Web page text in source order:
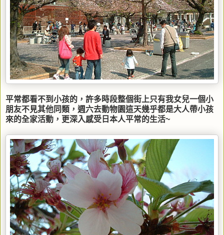
平常都看不到小孩的，許多時段整個街上只有我女兒一個小
朋友不見其他同類，週六去動物園這天幾乎都是大人帶小孩
來的全家活動，更深入感受日本人平常的生活~